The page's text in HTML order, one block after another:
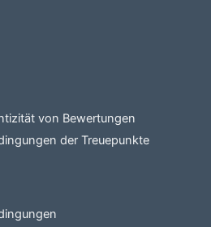
von Bewertungen
der Treuepunkte